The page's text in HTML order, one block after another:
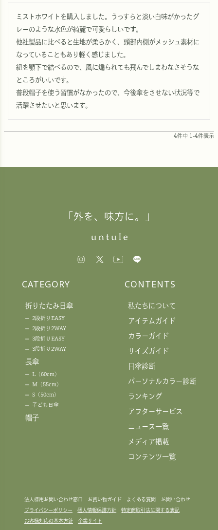
ミストホワイトを購入しました。うっすらと淡い白味がかったグ
レーのような水色が綺麗で可愛らしいです。
他社製品に比べると生地が柔らかく、頭部内側がメッシュ素材に
なっていることもあり軽く感じました。
紐を顎下で結べるので、風に煽られても飛んでしまわなさそうな
ところがいいです。
普段帽子を使う習慣がなかったので、今後傘をさせない状況等で
活躍させたいと思います。
4件中 1 -4件表示
「外を、味方に。」
CATEGORY
折りたたみ日傘
2段折りEASY
2段折り2WAY
3段折りEASY
3段折り2WAY
長傘
L（60cm）
M（55cm）
S（50cm）
子ども日傘
帽子
CONTENTS
私たちについて
アイテムガイド
カラーガイド
サイズガイド
日傘診断
パーソナルカラー診断
ランキング
アフターサービス
ニュース一覧
メディア掲載
コンテンツ一覧
法人様用お問い合わせ窓口 お買い物ガイド よくある質問 お問い合わせ
プライバシーポリシー 個人情報保護方針 特定商取引法に関する表記
お客様対応の基本方針 企業サイト